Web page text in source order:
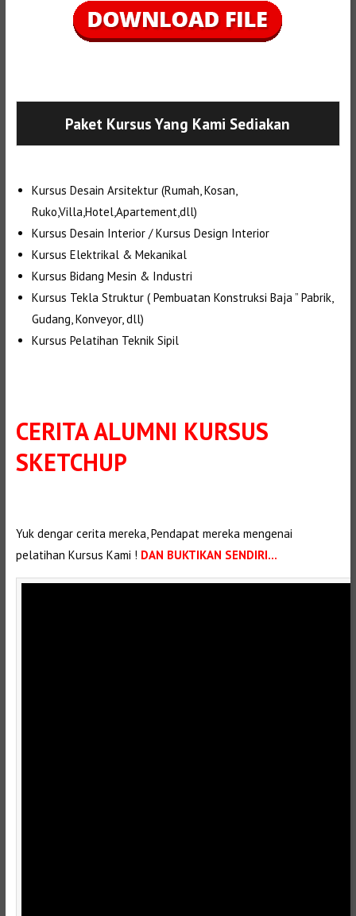
Paket Kursus Yang Kami Sediakan
Kursus Desain Arsitektur (Rumah, Kosan,
Ruko,Villa,Hotel,Apartement,dll)
Kursus Desain Interior / Kursus Design Interior
Kursus Elektrikal & Mekanikal
Kursus Bidang Mesin & Industri
Kursus Tekla Struktur ( Pembuatan Konstruksi Baja ” Pabrik,
Gudang, Konveyor, dll)
Kursus Pelatihan Teknik Sipil
CERITA ALUMNI KURSUS
SKETCHUP
Yuk dengar cerita mereka, Pendapat mereka mengenai
pelatihan Kursus Kami ! DAN BUKTIKAN SENDIRI…